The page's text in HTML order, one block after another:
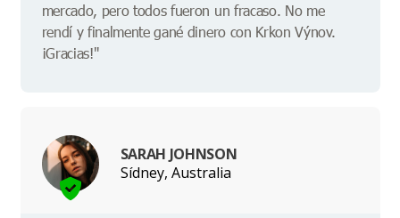
mercado, pero todos fueron un fracaso. No me
rendí y finalmente gané dinero con Krkon Výnov.
¡Gracias!"
SARAH JOHNSON
Sídney, Australia